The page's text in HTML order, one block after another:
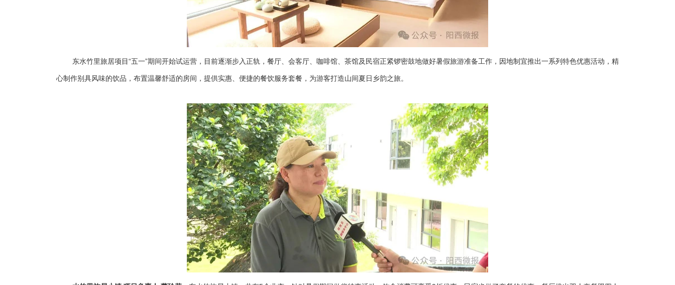
东水竹里旅居项目“五一”期间开始试运营，目前逐渐步入正轨，餐厅、会客厅、咖啡馆、茶馆及民宿正紧锣密鼓地做好暑假旅游准备工作，因地制宜推出一系列特色优惠活动，精
心制作别具风味的饮品，布置温馨舒适的房间，提供实惠、便捷的餐饮服务套餐，为游客打造山间夏日乡韵之旅。